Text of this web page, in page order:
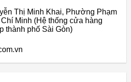
Thị Minh Khai, Phường Phạm
Minh (Hệ thống cửa hàng
thành phố Sài Gòn)